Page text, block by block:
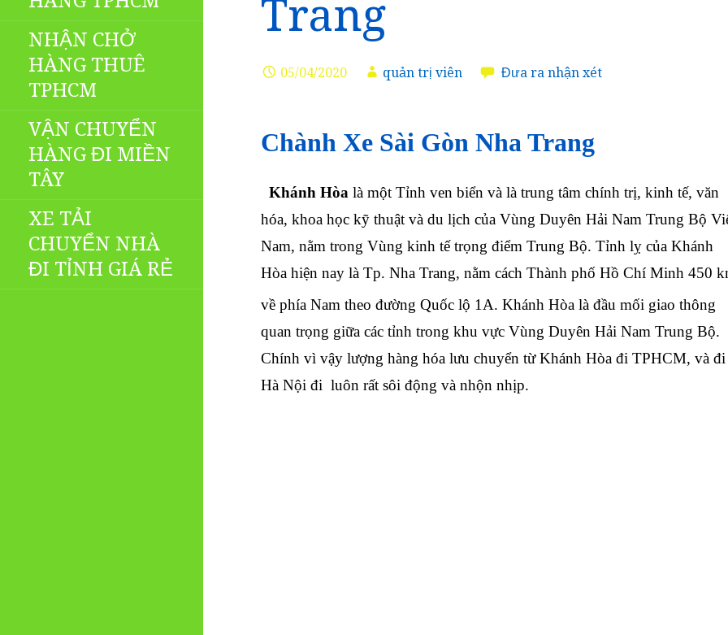
NHẬN CHỞ
HÀNG THUÊ
TPHCM
VẬN CHUYỂN
HÀNG ĐI MIỀN
TÂY
XE TẢI
CHUYỂN NHÀ
ĐI TỈNH GIÁ RẺ
Trang
05/04/2020 quản trị viên Đưa ra nhận xét
Chành Xe Sài Gòn Nha Trang
Khánh Hòa là một Tỉnh ven biển và là trung tâm chính trị, kinh tế, văn
hóa, khoa học kỹ thuật và du lịch của Vùng Duyên Hải Nam Trung Bộ
Nam, nằm trong Vùng kinh tế trọng điểm Trung Bộ. Tỉnh lỵ của Khánh
Hòa hiện nay là Tp. Nha Trang, nằm cách Thành phố Hồ Chí Minh 450
về phía Nam theo đường Quốc lộ 1A. Khánh Hòa là đầu mối giao thông
quan trọng giữa các tỉnh trong khu vực Vùng Duyên Hải Nam Trung Bộ.
Chính vì vậy lượng hàng hóa lưu chuyển từ Khánh Hòa đi TPHCM, và đi
Hà Nội đi luôn rất sôi động và nhộn nhịp.